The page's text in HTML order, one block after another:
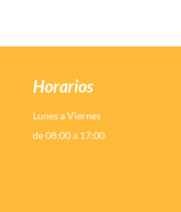
Horarios
Lunes a Viernes
de 08:00 a 17:00